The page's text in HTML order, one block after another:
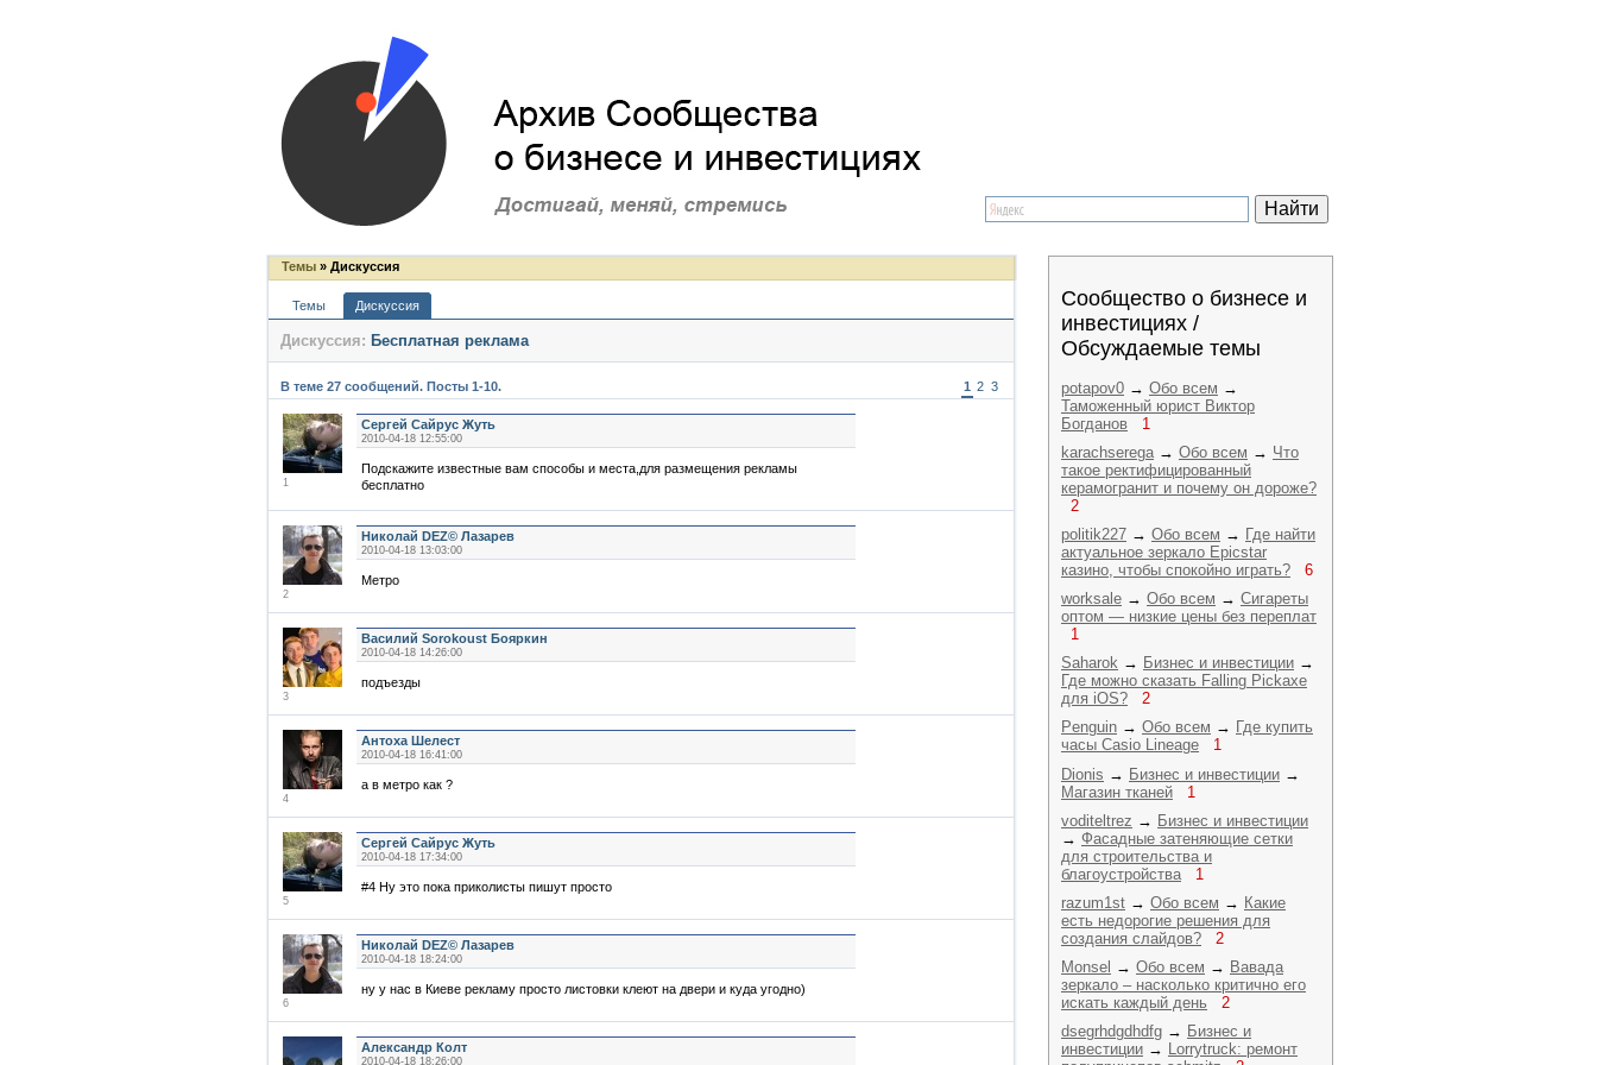
Сообщество о бизнесе и
инвестициях /
Обсуждаемые темы
potapov0 → Обо всем →
Таможенный юрист Виктор
Богданов
1
karachserega→ Обо всем → Что
такое ректифицированный
керамогранит и почему он дороже?
2
politik227 → Обо всем → Где найти
актуальное зеркало Epicstar
казино, чтобы спокойно играть?
6
worksale → Обо всем → Сигареты
оптом — низкие цены без переплат
1
Saharok → Бизнес и инвестиции →
Где можно сказать Falling Pickaxe
для iOS?
2
Penguin → Обо всем → Где купить
часы Casio Lineage
1
Dionis → Бизнес и инвестиции →
Магазин тканей
1
voditeltrez → Бизнес и инвестиции
→ Фасадные затеняющие сетки
для строительства и
благоустройства
1
razum1st → Обо всем → Какие
есть недорогие решения для
создания слайдов?
2
Monsel → Обо всем → Вавада
зеркало – насколько критично его
искать каждый день
2
dsegrhdgdhdfg → Бизнес и
инвестиции →
Lorrytruck: ремонт
Темы » Дискуссия
Темы Дискуссия
Дискуссия: Бесплатная реклама
В теме 27 сообщений. Посты 1-10. 1 2 3
1
Сергей Сайрус Жуть
2010-04-18 12:55:00
Подскажите известные вам способы и места,для размещения рекламы
бесплатно
2
Николай DEZ© Лазарев
2010-04-18 13:03:00
Метро
3
Василий Sorokoust Бояркин
2010-04-18 14:26:00
подъезды
4
Антоха Шелест
2010-04-18 16:41:00
а в метро как ?
5
Сергей Сайрус Жуть
2010-04-18 17:34:00
#4 Ну это пока приколисты пишут просто
6
Николай DEZ© Лазарев
2010-04-18 18:24:00
ну у нас в Киеве рекламу просто листовки клеют на двери и куда угодно)
Александр Колт
2010-04-18 18:26:00